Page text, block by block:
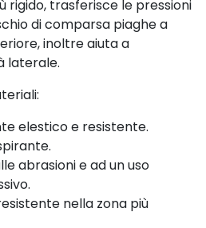
Inoltre, la forma
notevolemente la
proteggono la zona
favorisce l'adozione di